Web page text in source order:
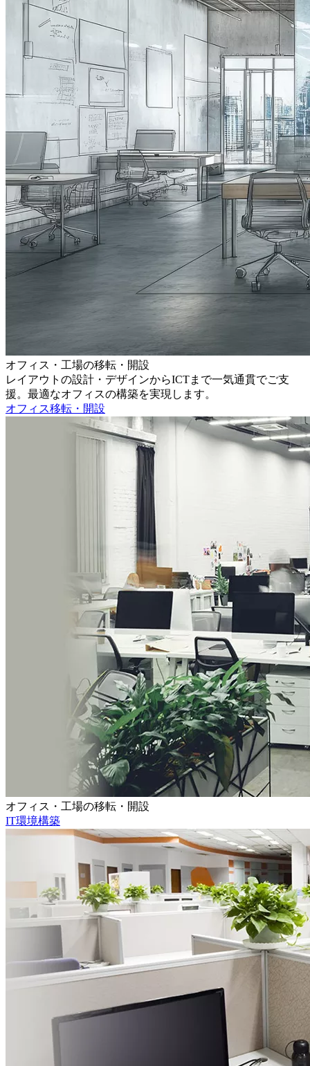
オフィス・工場の移転・開設
レイアウトの設計・デザインからICTまで一気通貫でご支
援。最適なオフィスの構築を実現します。
オフィス移転・開設
オフィス・工場の移転・開設
IT環境構築